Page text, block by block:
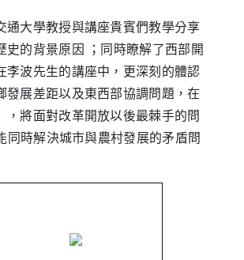
大學教授與講座貴賓們教學分享
的背景原因 ；同時瞭解了西部開
波先生的講座中，更深刻的體認
展差距以及東西部協調問題，在
將面對改革開放以後最棘手的問
時解決城市與農村發展的矛盾問